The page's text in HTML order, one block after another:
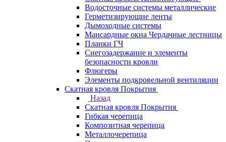
Водосточные системы металлические
Герметизирующие ленты
Дымоходные системы
Мансардные окна Чердачные лестницы
Планки ГЧ
Снегозадержание и элементы
безопасности кровли
Флюгеры
Элементы подкровельной вентиляции
Скатная кровля Покрытия
Назад
Скатная кровля Покрытия
Гибкая черепица
Композитная черепица
Металлочерепица